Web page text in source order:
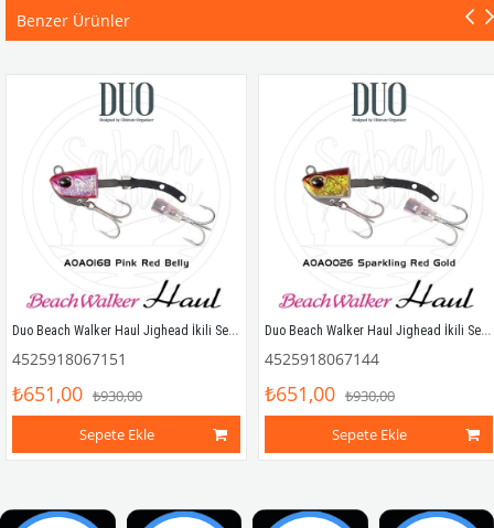
Benzer Ürünler
Duo Beach Walker Haul Jighead İkili Set 27gr. AOA0168 Pink Red Belly
4525918067151
₺651,00 ₺930,00
Sepete Ekle
Duo Beach Walker Haul Jighead İkili Set 27gr. AOA0026 Red Gold
4525918067144
₺651,00 ₺930,00
Sepete Ekle